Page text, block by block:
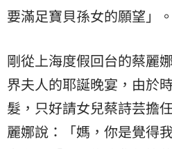
要滿足寶貝孫女的願望」。
剛從上海度假回台的蔡麗
界夫人的耶誕晚宴，由於
髮，只好請女兒蔡詩芸擔
麗娜說：「媽，你是覺得